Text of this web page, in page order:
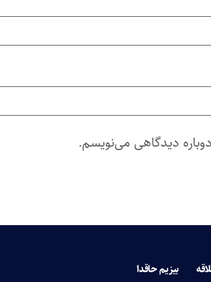
دیدگاهی می‌نویسم.
بیزیم حاقدا